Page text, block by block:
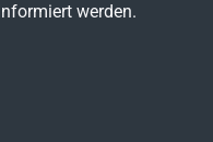
werden.